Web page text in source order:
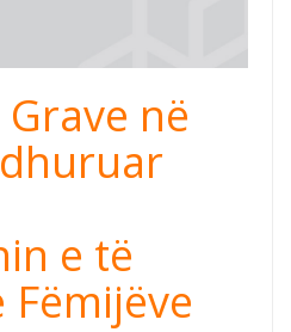
në
e të
Fëmijëve